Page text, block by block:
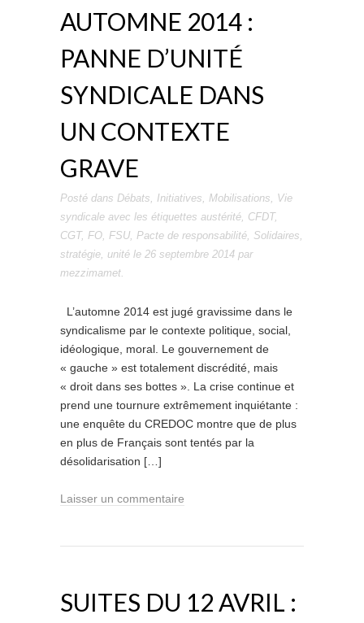
AUTOMNE 2014 :
PANNE D’UNITÉ
SYNDICALE DANS
UN CONTEXTE
GRAVE
Posté dans Débats, Initiatives, Mobilisations, Vie
syndicale avec les étiquettes austérité, CFDT,
CGT, FO, FSU, Pacte de responsabilité, Solidaires,
stratégie, unité le 26 septembre 2014 par
mezzimamet.
L’automne 2014 est jugé gravissime dans le
syndicalisme par le contexte politique, social,
idéologique, moral. Le gouvernement de
« gauche » est totalement discrédité, mais
« droit dans ses bottes ». La crise continue et
prend une tournure extrêmement inquiétante :
une enquête du CREDOC montre que de plus
en plus de Français sont tentés par la
désolidarisation […]
Laisser un commentaire
SUITES DU 12 AVRIL :